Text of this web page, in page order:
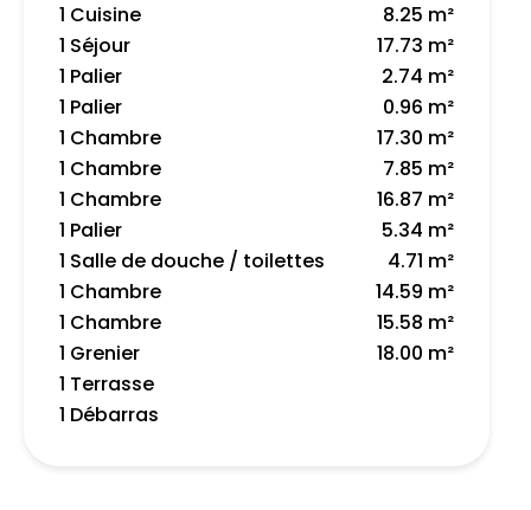
1 Cuisine
8.25 m²
1 Séjour
17.73 m²
1 Palier
2.74 m²
1 Palier
0.96 m²
1 Chambre
17.30 m²
1 Chambre
7.85 m²
1 Chambre
16.87 m²
1 Palier
5.34 m²
1 Salle de douche / toilettes
4.71 m²
1 Chambre
14.59 m²
1 Chambre
15.58 m²
1 Grenier
18.00 m²
1 Terrasse
1 Débarras